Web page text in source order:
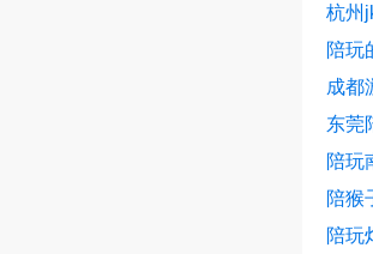
杭州
陪玩
成都
东莞
陪玩
陪猴
陪玩